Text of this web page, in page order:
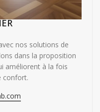
nos solutions de
dans la proposition
améliorent à la fois
confort.